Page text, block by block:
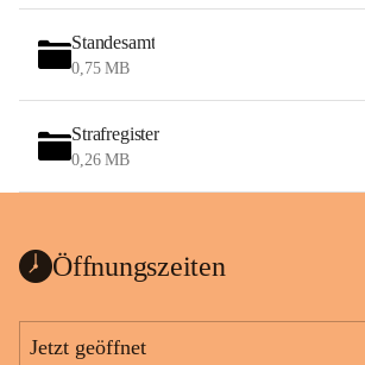
Standesamt
0,75 MB
Strafregister
0,26 MB
Öffnungszeiten
Jetzt geöffnet